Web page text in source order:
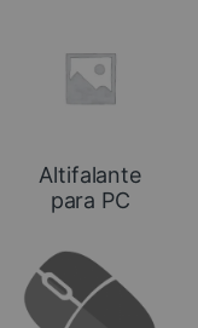
Altifalante
para PC